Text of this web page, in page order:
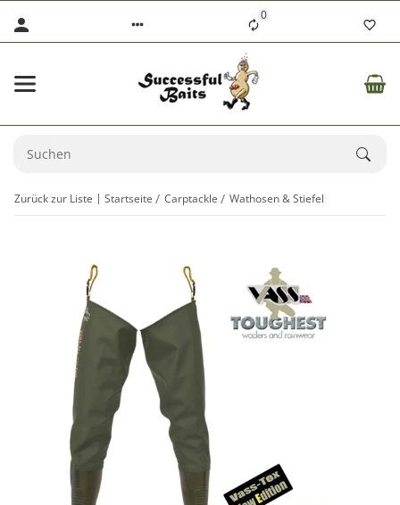
0
Zurück zur Liste Startseite Carptackle Wathosen & Stiefel